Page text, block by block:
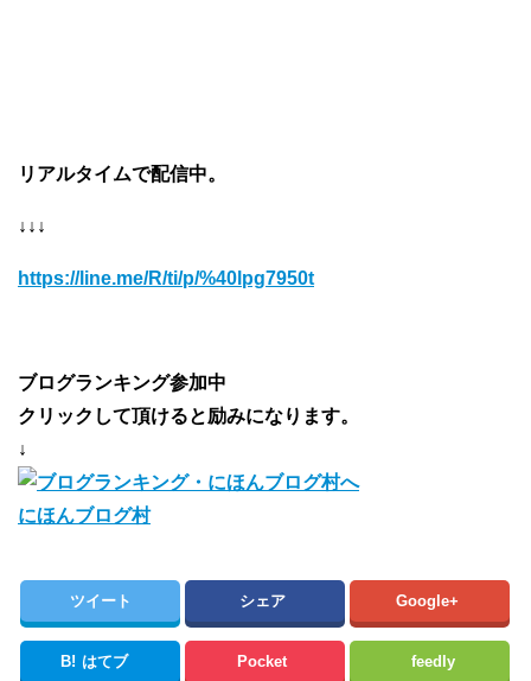
リアルタイムで配信中。
↓↓↓
https://line.me/R/ti/p/%40lpg7950t
ブログランキング参加中
クリックして頂けると励みになります。
↓
にほんブログ村
ツイート シェア Google+
B! はてブ Pocket feedly